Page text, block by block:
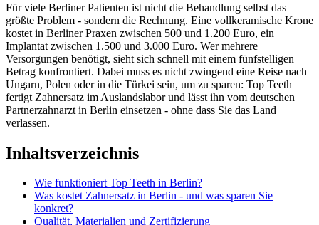
Für viele Berliner Patienten ist nicht die Behandlung selbst das
größte Problem - sondern die Rechnung. Eine vollkeramische Krone
kostet in Berliner Praxen zwischen 500 und 1.200 Euro, ein
Implantat zwischen 1.500 und 3.000 Euro. Wer mehrere
Versorgungen benötigt, sieht sich schnell mit einem fünfstelligen
Betrag konfrontiert. Dabei muss es nicht zwingend eine Reise nach
Ungarn, Polen oder in die Türkei sein, um zu sparen: Top Teeth
fertigt Zahnersatz im Auslandslabor und lässt ihn vom deutschen
Partnerzahnarzt in Berlin einsetzen - ohne dass Sie das Land
verlassen.
Inhaltsverzeichnis
Wie funktioniert Top Teeth in Berlin?
Was kostet Zahnersatz in Berlin - und was sparen Sie
konkret?
Qualität, Materialien und Zertifizierung